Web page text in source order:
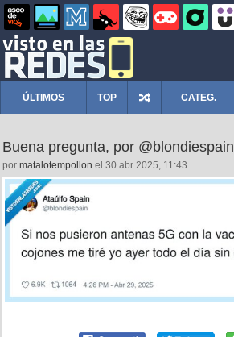
ÚLTIMOS TOP CATEG.
Buena pregunta, por @blondiespain
por matalotempollon el 30 abr 2025, 11:43